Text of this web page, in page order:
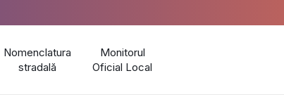
Nomenclatura
stradală
Monitorul
Oficial Local